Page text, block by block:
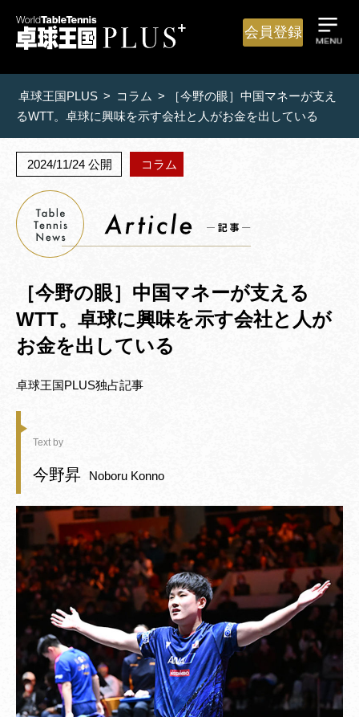
会員登録
卓球王国PLUS > コラム >
［今野の眼］中国マネーが支え
るWTT。卓球に興味を示す会社と人がお金を出している
2024/11/24 公開 コラム
［今野の眼］中国マネーが支える
WTT。卓球に興味を示す会社と人が
お金を出している
卓球王国PLUS独占記事
Text by
今野昇 Noboru Konno